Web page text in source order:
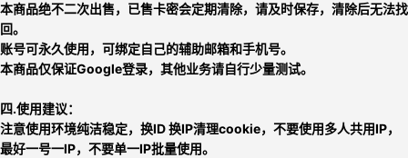
本商品绝不二次出售，已售卡密会定期清除，请及时保存，清除后无法找
回。
账号可永久使用，可绑定自己的辅助邮箱和手机号。
本商品仅保证Google登录，其他业务请自行少量测试。
四.使用建议：
注意使用环境纯洁稳定，换ID 换IP清理cookie，不要使用多人共用IP，
最好一号一IP，不要单一IP批量使用。